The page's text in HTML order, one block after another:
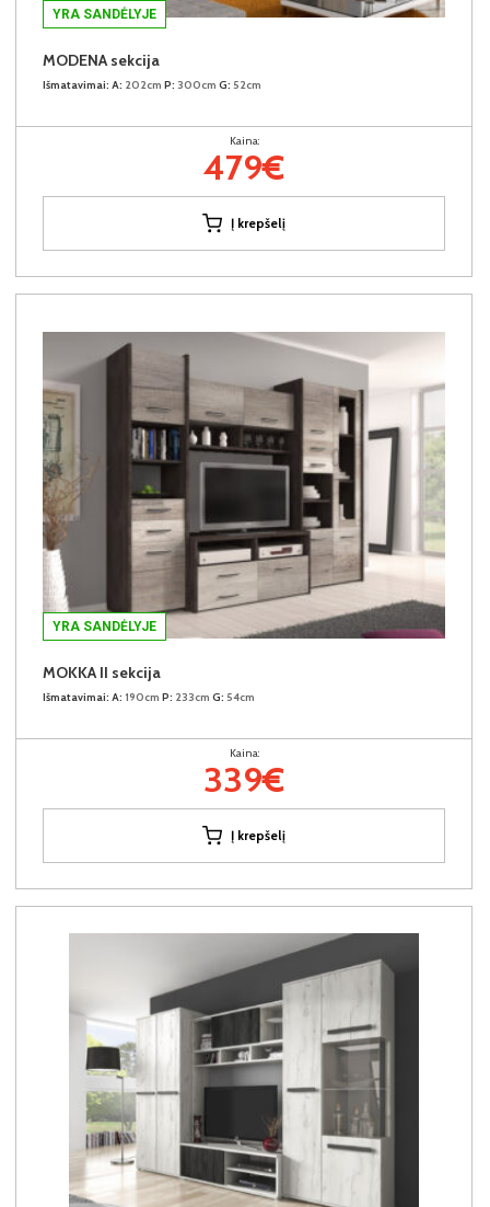
YRA SANDĖLYJE
MODENA sekcija
Išmatavimai: A: 202cm P: 300cm G: 52cm
Kaina:
479€
Į krepšelį
YRA SANDĖLYJE
MOKKA II sekcija
Išmatavimai: A: 190cm P: 233cm G: 54cm
Kaina:
339€
Į krepšelį